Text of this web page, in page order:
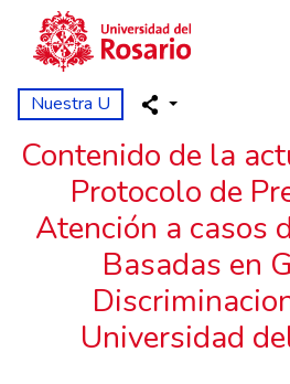
Pasar al contenido principal
Nuestra U
Contenido de la
Protocolo de
Atención a casos
Basadas en
Universidad